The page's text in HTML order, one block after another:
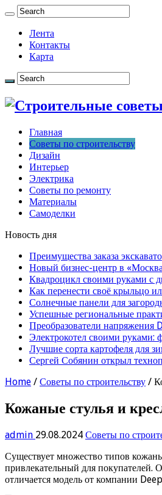
Лента
Контакты
Карта
Главная
Советы по строительству
Дизайн
Интерьер
Электрика
Советы по ремонту
Материалы
Самоделки
Новость дня
Преимущества заказа
Новый бизнес-центр в
Квадроцикл своими руками с
Как перенести своё крыльцо
Солнечные панели для
Успешные региональные
Преобразователи
Электрокотел своими руками:
Лучшие сорта картофеля для
Сергей Собянин открыл
Home / Советы по строительству /
Кожаные стулья и
admin 29.08.2024 Советы по
Существует множество типов
привлекательный для покупателей.
отличается модель от компании